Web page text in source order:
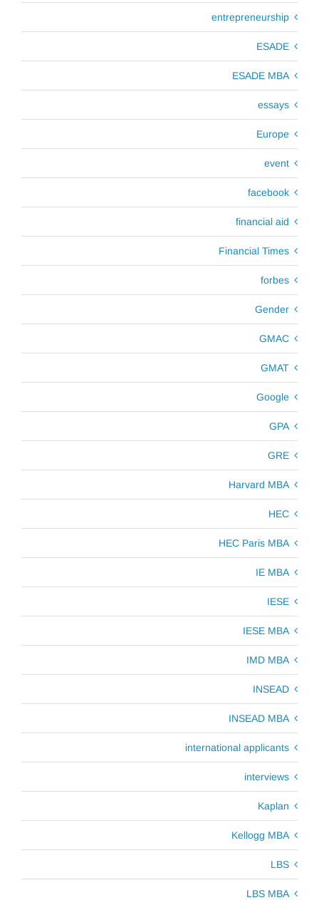
entrepreneurship
ESADE
ESADE MBA
essays
Europe
event
facebook
financial aid
Financial Times
forbes
Gender
GMAC
GMAT
Google
GPA
GRE
Harvard MBA
HEC
HEC Paris MBA
IE MBA
IESE
IESE MBA
IMD MBA
INSEAD
INSEAD MBA
international applicants
interviews
Kaplan
Kellogg MBA
LBS
LBS MBA